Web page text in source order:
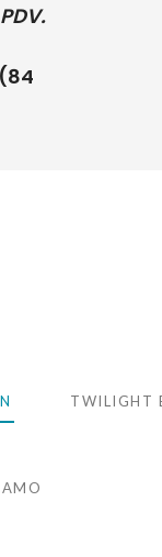
TWILIGHT